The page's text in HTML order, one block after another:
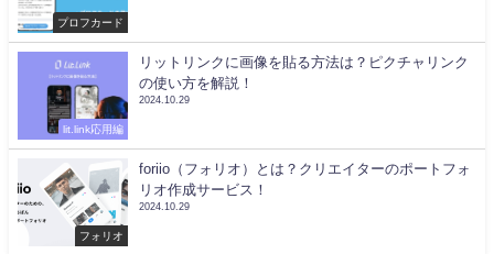
プロフカード
lit.link応用編
リットリンクに画像を貼る方法は？ピクチャリンク
の使い方を解説！
2024.10.29
フォリオ
foriio（フォリオ）とは？クリエイターのポートフォ
リオ作成サービス！
2024.10.29